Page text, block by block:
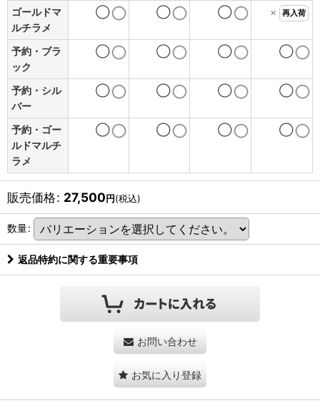
ゴールドマ
ルチラメ
◯ ◯ ◯ × 再入荷
予約・ブラ
ック
◯ ◯ ◯ ◯
予約・シル
バー
◯ ◯ ◯ ◯
予約・ゴー
ルドマルチ
ラメ
◯ ◯ ◯ ◯
販売価格: 27,500円(税込)
数量:
返品特約に関する重要事項
お問い合わせ
お気に入り登録